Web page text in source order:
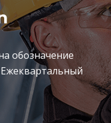
обозначение